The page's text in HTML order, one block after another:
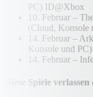
PC) ID@Xbox
10. Februar –
(Cloud, Konsole
14. Februar –
Konsole und
14. Februar –
Diese Spiele